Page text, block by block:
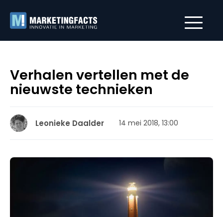
Verhalen vertellen met de
nieuwste technieken
Leonieke Daalder 14 mei 2018, 13:00